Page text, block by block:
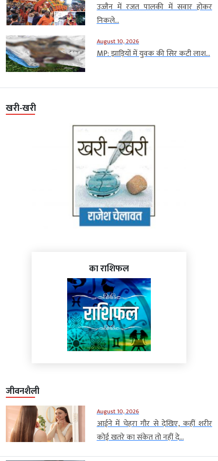
उज्जैन में रजत पालकी में सवार होकर
निकले...
August 10, 2026
MP: झाड़ियों में युवक की सिर कटी लाश...
खरी-खरी
का राशिफल
जीवनशैली
August 10, 2026
आईने में चेहरा गौर से देखिए, कहीं शरीर
कोई खतरे का संकेत तो नहीं दे...